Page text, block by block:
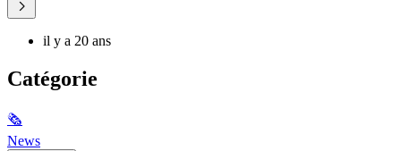
il y a 20 ans
Catégorie
🗞
News